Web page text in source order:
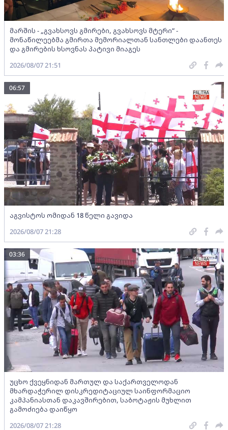
მარშის - „გვახსოვს გმირები, გვახსოვს მტერი” -
მონაწილეებმა გმირთა მემორიალთან სანთლები დაანთეს
და გმირების ხსოვნას პატივი მიაგეს
2026/08/07 21:51
აგვისტოს ომიდან 18 წელი გავიდა
06:57
2026/08/07 21:28
უცხო ქვეყნიდან მართულ და საქართველოდან
მხარდაჭერილ დისკრედიტაციულ საინფორმაციო
კამპანიასთან დაკავშირებით, საბოტაჟის მუხლით
გამოძიება დაიწყო
03:36
2026/08/07 21:28